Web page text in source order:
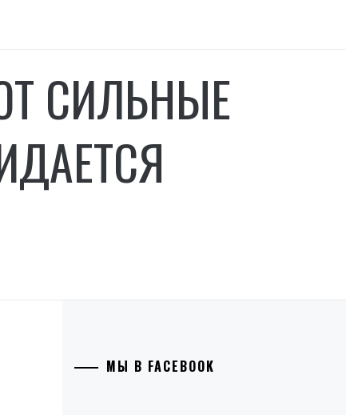
СИЛЬНЫЕ
МЫ В FACEBOOK